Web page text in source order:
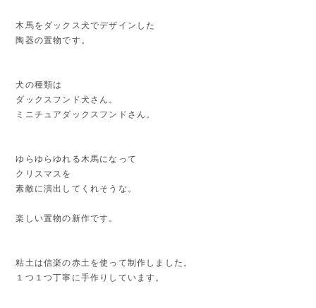
木馬をダックス犬でデザインした
陶器の置物です。
犬の種類は
ダックスフンド犬さん。
ミニチュアダックスフンドさん。
ゆらゆらゆれる木馬になって
クリスマスを
素敵に演出してくれそうな。
楽しい置物の新作です。
粘土は信楽の赤土を使って制作しました。
１つ１つ丁寧に手作りしています。